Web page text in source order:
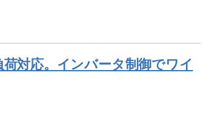
荷対応。インバータ制御でワイ